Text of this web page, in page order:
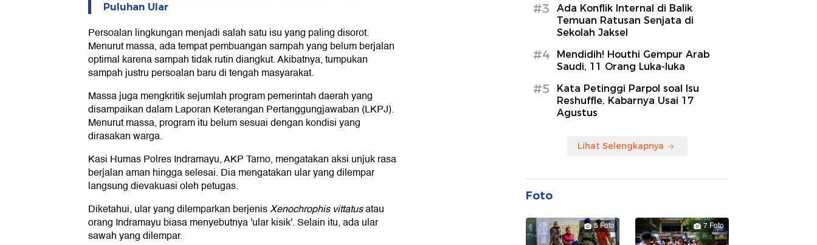
Puluhan Ular
Persoalan lingkungan menjadi salah satu isu yang paling disorot.
Menurut massa, ada tempat pembuangan sampah yang belum berjalan
optimal karena sampah tidak rutin diangkut. Akibatnya, tumpukan
sampah justru persoalan baru di tengah masyarakat.
Massa juga mengkritik sejumlah program pemerintah daerah yang
disampaikan dalam Laporan Keterangan Pertanggungjawaban (LKPJ).
Menurut massa, program itu belum sesuai dengan kondisi yang
dirasakan warga.
Kasi Humas Polres Indramayu, AKP Tarno, mengatakan aksi unjuk rasa
berjalan aman hingga selesai. Dia mengatakan ular yang dilempar
langsung dievakuasi oleh petugas.
Diketahui, ular yang dilemparkan berjenisXenochrophis vittatusatau
orang Indramayu biasa menyebutnya 'ular kisik'. Selain itu, ada ular
sawah yang dilempar.
#3
Ada Konflik Internal di Balik
Temuan Ratusan Senjata di
Sekolah Jaksel
#4
Mendidih! Houthi Gempur Arab
Saudi, 11 Orang Luka-luka
#5
Kata Petinggi Parpol soal Isu
Reshuffle, Kabarnya Usai 17
Agustus
Lihat Selengkapnya
Foto
5 Foto 7 Foto